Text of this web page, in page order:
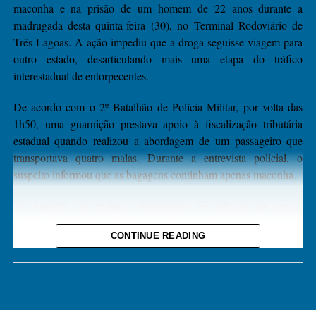
maconha e na prisão de um homem de 22 anos durante a
madrugada desta quinta-feira (30), no Terminal Rodoviário de
Três Lagoas. A ação impediu que a droga seguisse viagem para
outro estado, desarticulando mais uma etapa do tráfico
interestadual de entorpecentes.
De acordo com o 2º Batalhão de Polícia Militar, por volta das
1h50, uma guarnição prestava apoio à fiscalização tributária
estadual quando realizou a abordagem de um passageiro que
transportava quatro malas. Durante a entrevista policial, o
suspeito informou que as bagagens continham apenas maconha.
totalizando 48 quilos e 900 gramas de maconha.
CONTINUE READING